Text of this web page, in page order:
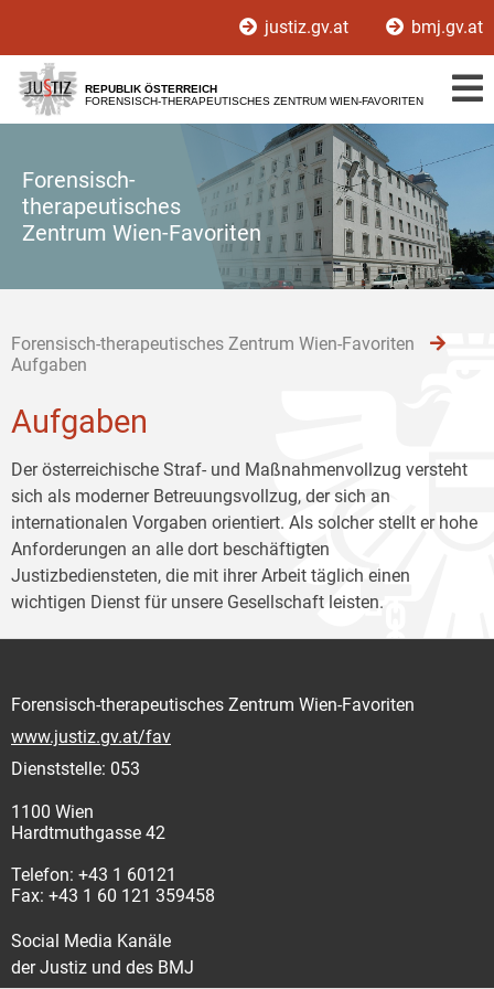
[1]
[2]
[3]
justiz.gv.at bmj.gv.at
REPUBLIK ÖSTERREICH
FORENSISCH-THERAPEUTISCHES ZENTRUM WIEN-FAVORITEN
Forensisch-
therapeutisches
Zentrum Wien-Favoriten
Forensisch-therapeutisches Zentrum Wien-Favoriten
Aufgaben
Aufgaben
Der österreichische Straf- und Maßnahmenvollzug versteht
sich als moderner Betreuungsvollzug, der sich an
internationalen Vorgaben orientiert. Als solcher stellt er hohe
Anforderungen an alle dort beschäftigten
Justizbediensteten, die mit ihrer Arbeit täglich einen
wichtigen Dienst für unsere Gesellschaft leisten.
Forensisch-therapeutisches Zentrum Wien-Favoriten
www.justiz.gv.at/fav
Dienststelle: 053
1100 Wien
Hardtmuthgasse 42
Telefon: +43 1 60121
Fax: +43 1 60 121 359458
Social Media Kanäle
der Justiz und des BMJ